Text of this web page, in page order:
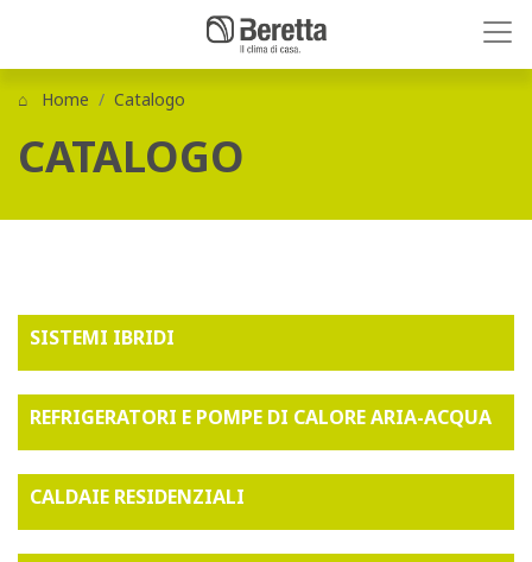
Home Catalogo
CATALOGO
SISTEMI IBRIDI
REFRIGERATORI E POMPE DI CALORE ARIA-ACQUA
CALDAIE RESIDENZIALI